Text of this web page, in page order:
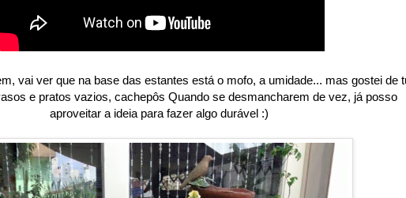
vai ver que na base das estantes está o mofo, a umidade... mas gostei de
e pratos vazios, cachepôs Quando se desmancharem de vez, já posso
aproveitar a ideia para fazer algo durável :)